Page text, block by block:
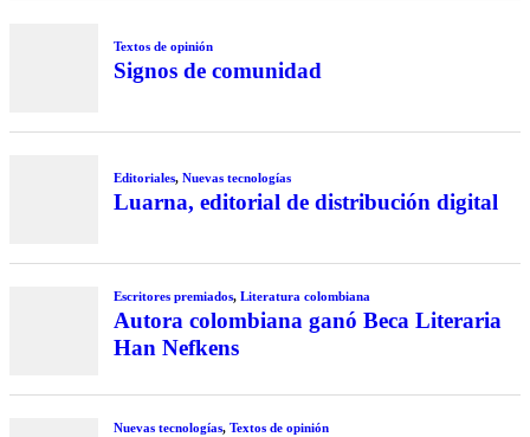
Textos de opinión
Signos de comunidad
Editoriales, Nuevas tecnologías
Luarna, editorial de distribución digital
Escritores premiados, Literatura colombiana
Autora colombiana ganó Beca Literaria
Han Nefkens
Nuevas tecnologías, Textos de opinión